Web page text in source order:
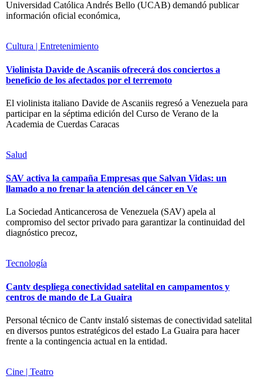
Universidad Católica Andrés Bello (UCAB) demandó publicar
información oficial económica,
Cultura | Entretenimiento
Violinista Davide de Ascaniis ofrecerá dos conciertos a
beneficio de los afectados por el terremoto
El violinista italiano Davide de Ascaniis regresó a Venezuela para
participar en la séptima edición del Curso de Verano de la
Academia de Cuerdas Caracas
Salud
SAV activa la campaña Empresas que Salvan Vidas: un
llamado a no frenar la atención del cáncer en Ve
La Sociedad Anticancerosa de Venezuela (SAV) apela al
compromiso del sector privado para garantizar la continuidad del
diagnóstico precoz,
Tecnología
Cantv despliega conectividad satelital en campamentos y
centros de mando de La Guaira
Personal técnico de Cantv instaló sistemas de conectividad satelital
en diversos puntos estratégicos del estado La Guaira para hacer
frente a la contingencia actual en la entidad.
Cine | Teatro